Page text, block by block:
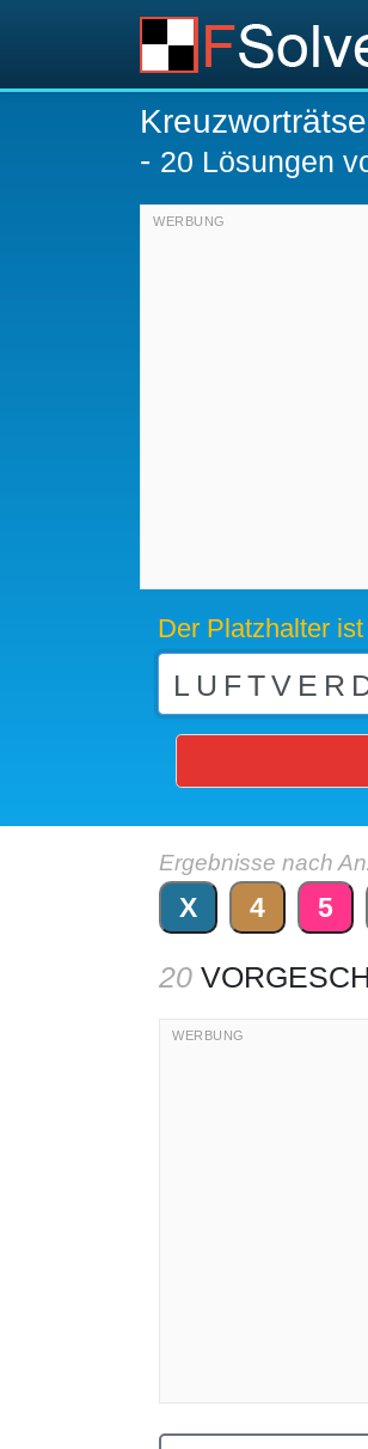
- 20 Lösungen
Der Platzhalter
Ergebnisse nach
X 4 5
20